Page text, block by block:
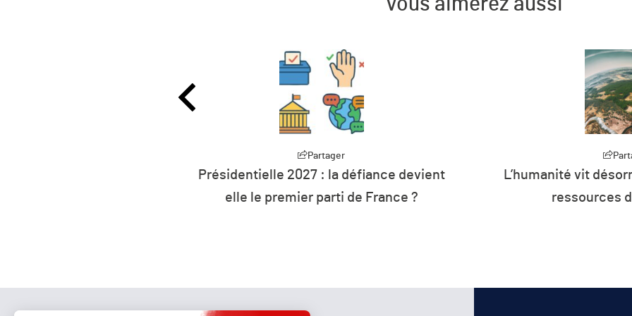
Partager
L’humanité vit désormais à crédit sur les
ressources de la planète
Plus de 26 % de